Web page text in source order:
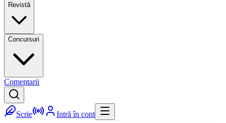
Revistă
Concursuri
Comentarii
Scrie Intră în cont